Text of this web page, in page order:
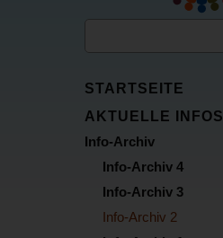
STARTSEITE
AKTUELLE INFOS
Info-Archiv
Info-Archiv 4
Info-Archiv 3
Info-Archiv 2